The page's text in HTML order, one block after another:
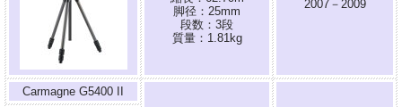
脚径：25mm
段数：3段
質量：1.81kg
2007－2009
Carmagne G5400 II